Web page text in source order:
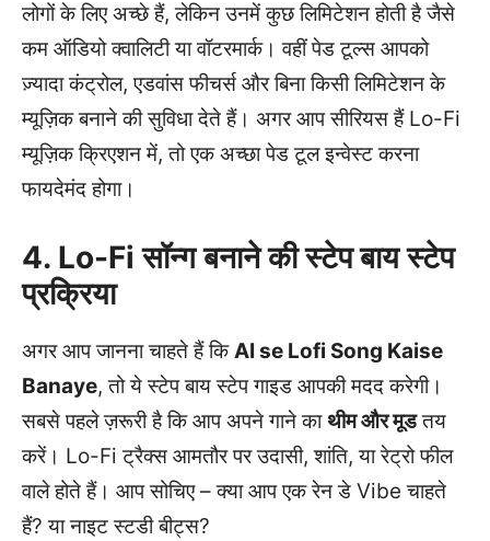
लोगों के लिए अच्छे हैं, लेकिन उनमें कुछ लिमिटेशन होती है जैसे
कम ऑडियो क्वालिटी या वॉटरमार्क। वहीं पेड टूल्स आपको
ज़्यादा कंट्रोल, एडवांस फीचर्स और बिना किसी लिमिटेशन के
म्यूज़िक बनाने की सुविधा देते हैं। अगर आप सीरियस हैं Lo-Fi
म्यूज़िक क्रिएशन में, तो एक अच्छा पेड टूल इन्वेस्ट करना
फायदेमंद होगा।
4. Lo-Fi सॉन्ग बनाने की स्टेप बाय स्टेप
प्रक्रिया
अगर आप जानना चाहते हैं किAI se Lofi Song Kaise
Banaye, तो ये स्टेप बाय स्टेप गाइड आपकी मदद करेगी।
सबसे पहले ज़रूरी है कि आप अपने गाने काथीम और मूडतय
करें। Lo-Fi ट्रैक्स आमतौर पर उदासी, शांति, या रेट्रो फील
वाले होते हैं। आप सोचिए – क्या आप एक रेन डे Vibe चाहते
हैं? या नाइट स्टडी बीट्स?